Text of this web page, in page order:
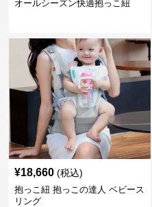
オールシーズン快適抱っこ紐
¥18,660 (税込)
抱っこ紐 抱っこの達人 ベビース
リング